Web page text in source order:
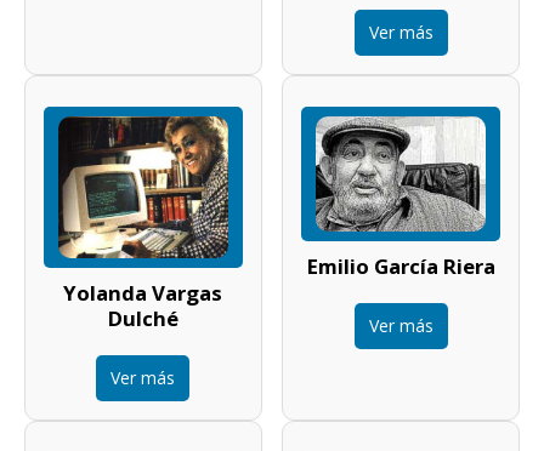
Ver más
Yolanda Vargas
Dulché
Ver más
Emilio García Riera
Ver más